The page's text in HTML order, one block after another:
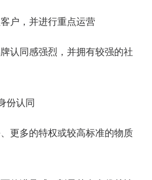
户，并进行重点运营
认同感强烈，并拥有较强的社
份认同
更多的特权或较高标准的物质